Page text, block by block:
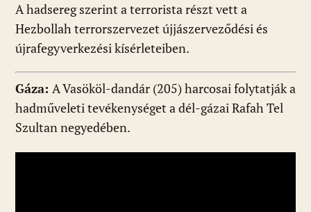
A hadsereg szerint a terrorista részt vett a
Hezbollah terrorszervezet újjászerveződési és
újrafegyverkezési kísérleteiben.
Gáza: A Vasököl-dandár (205) harcosai folytatják a
hadműveleti tevékenységet a dél-gázai Rafah Tel
Szultan negyedében.